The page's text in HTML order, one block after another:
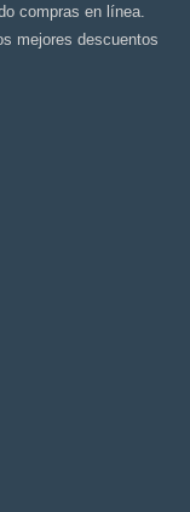
compras en línea.
mejores descuentos